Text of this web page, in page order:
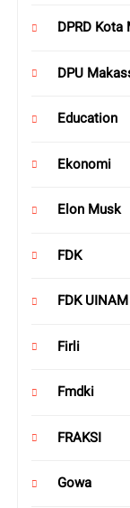
DPRD
DPU
Education
Ekonomi
Elon Musk
FDK
FDK UINAM
Firli
Fmdki
FRAKSI
Gowa